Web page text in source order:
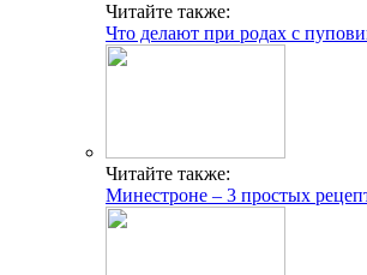
Читайте также:
Что делают при родах с
Читайте также:
Минестроне – 3 простых